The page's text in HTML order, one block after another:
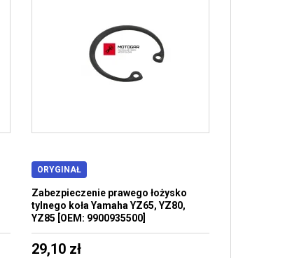
ORYGINAŁ
Zabezpieczenie prawego łożysko
tylnego koła Yamaha YZ65, YZ80,
YZ85 [OEM: 9900935500]
29,10 zł